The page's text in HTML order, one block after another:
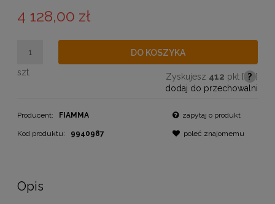
4 128,00 zł
szt.
DO KOSZYKA
Zyskujesz 412 pkt [ ? ]
dodaj do przechowalni
Producent: FIAMMA
Kod produktu: 9940987
zapytaj o produkt
poleć znajomemu
Opis